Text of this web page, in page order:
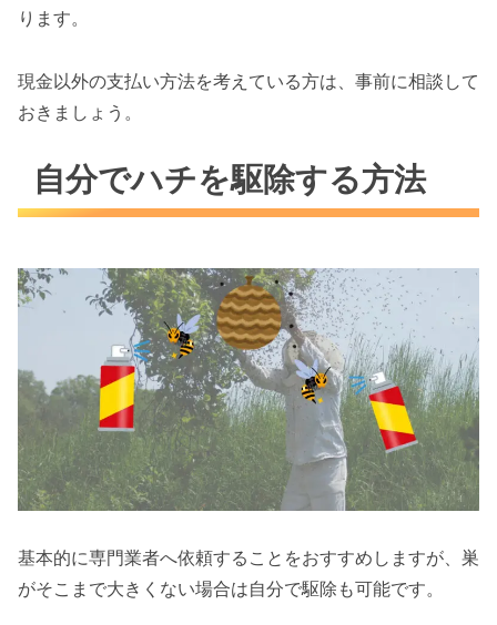
ります。
現金以外の支払い方法を考えている方は、事前に相談して
おきましょう。
自分でハチを駆除する方法
基本的に専門業者へ依頼することをおすすめしますが、巣
がそこまで大きくない場合は自分で駆除も可能です。